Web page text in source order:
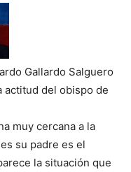
Gallardo Salguero
actitud del obispo de
muy cercana a la
su padre es el
la situación que